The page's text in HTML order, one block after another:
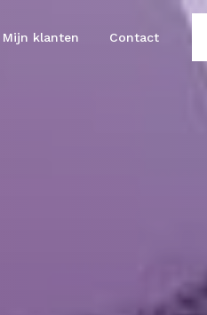
Mijn klanten Contact